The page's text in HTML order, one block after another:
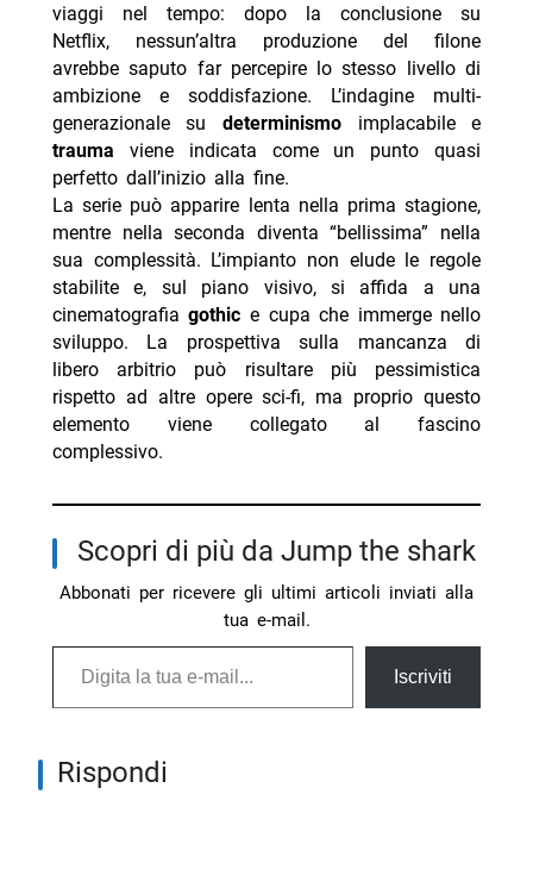
viaggi nel tempo: dopo la conclusione su
Netflix, nessun’altra produzione del filone
avrebbe saputo far percepire lo stesso livello di
ambizione e soddisfazione. L’indagine multi-
generazionale su determinismo implacabile e
trauma viene indicata come un punto quasi
perfetto dall’inizio alla fine.
La serie può apparire lenta nella prima stagione,
mentre nella seconda diventa “bellissima” nella
sua complessità. L’impianto non elude le regole
stabilite e, sul piano visivo, si affida a una
cinematografiagothic e cupa che immerge nello
sviluppo. La prospettiva sulla mancanza di
libero arbitrio può risultare più pessimistica
rispetto ad altre opere sci-fi, ma proprio questo
elemento viene collegato al fascino
complessivo.
Scopri di più da Jump the shark
Abbonati per ricevere gli ultimi articoli inviati alla
tua e-mail.
Digita la tua e-mail...
Iscriviti
Rispondi